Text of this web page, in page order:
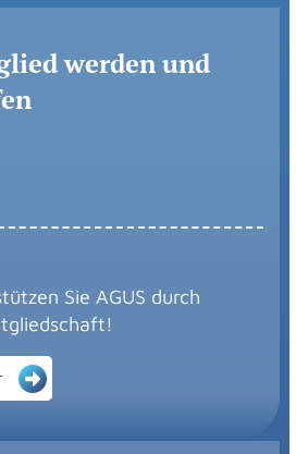
werden und
Sie AGUS durch